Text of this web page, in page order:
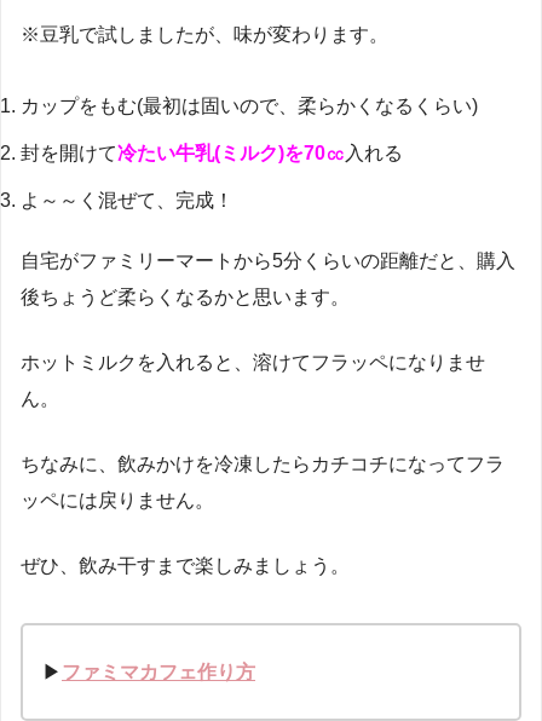
※豆乳で試しましたが、味が変わります。
カップをもむ(最初は固いので、柔らかくなるくらい)
封を開けて冷たい牛乳(ミルク)を70㏄ 入れる
よ～～く混ぜて、完成！
自宅がファミリーマートから5分くらいの距離だと、購入
後ちょうど柔らくなるかと思います。
ホットミルクを入れると、溶けてフラッペになりませ
ん。
ちなみに、飲みかけを冷凍したらカチコチになってフラ
ッペには戻りません。
ぜひ、飲み干すまで楽しみましょう。
▶ ファミマカフェ作り方